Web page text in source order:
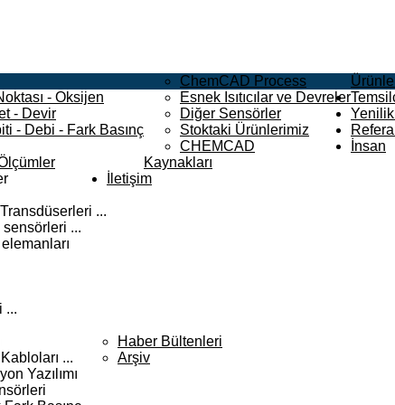
- Oksijen
- Devir
- Debi - Fark Basınç
ChemCAD Process
Esnek Isıtıcılar ve Devreler
Diğer Sensörler
Stoktaki Ürünlerimiz
CHEMCAD
...
...
...
...
Yazılımı
Haber Bültenleri
Arşiv
İnsan
Kaynakları
İletişim